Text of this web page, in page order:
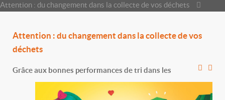
Attention : du changement dans la collecte de vos déchets
Attention : du changement dans la collecte de vos
déchets
Grâce aux bonnes performances de tri dans les